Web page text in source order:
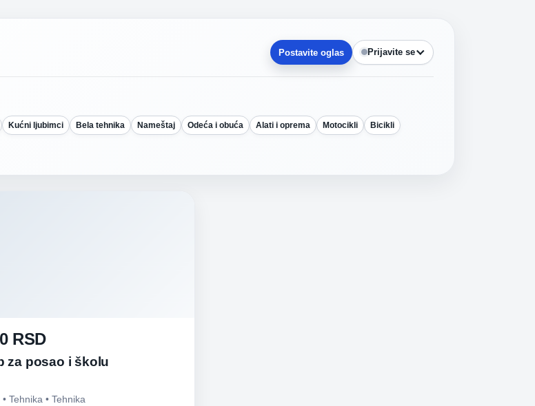
Postavite oglas Prijavite se
Kućni ljubimci Bela tehnika Nameštaj Odeća i obuća Alati i oprema Motocikli
Bicikli
RSD
za posao i školu
Tehnika • Tehnika